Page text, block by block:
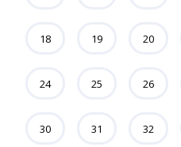
18 19 20
24 25 26
30 31 32